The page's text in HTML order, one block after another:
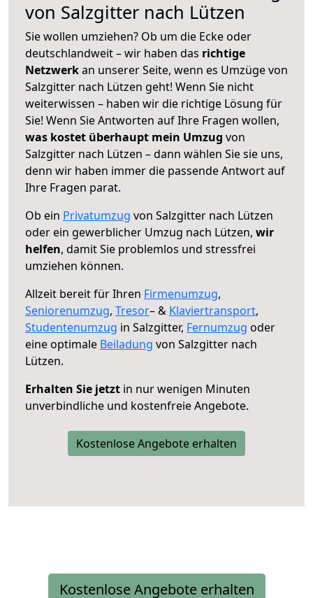
von Salzgitter nach Lützen
Sie wollen umziehen? Ob um die Ecke oder
deutschlandweit – wir haben das richtige
Netzwerkan unserer Seite, wenn es Umzüge von
Salzgitter nach Lützen geht! Wenn Sie nicht
weiterwissen – haben wir die richtige Lösung für
Sie! Wenn Sie Antworten auf Ihre Fragen wollen,
was kostet überhaupt mein Umzug von
Salzgitter nach Lützen – dann wählen Sie sie uns,
denn wir haben immer die passende Antwort auf
Ihre Fragen parat.
Ob ein Privatumzug von Salzgitter nach Lützen
oder ein gewerblicher Umzug nach Lützen, wir
helfen, damit Sie problemlos und stressfrei
umziehen können.
Allzeit bereit für Ihren Firmenumzug,
Seniorenumzug, Tresor– & Klaviertransport,
Studentenumzug in Salzgitter, Fernumzug oder
eine optimale Beiladung von Salzgitter nach
Lützen.
Erhalten Sie jetzt in nur wenigen Minuten
unverbindliche und kostenfreie Angebote.
Kostenlose Angebote erhalten
Kostenlose Angebote erhalten